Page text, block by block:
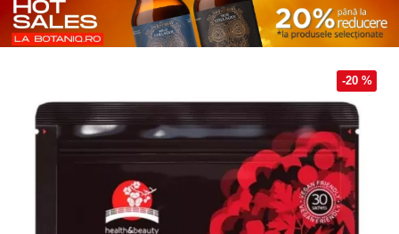
-20 %